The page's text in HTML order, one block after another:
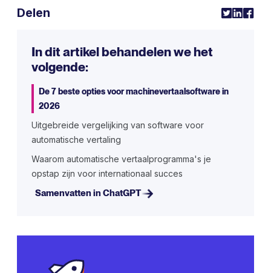
Delen
In dit artikel behandelen we het
volgende:
De 7 beste opties voor machinevertaalsoftware in
2026
Uitgebreide vergelijking van software voor
automatische vertaling
Waarom automatische vertaalprogramma's je
opstap zijn voor internationaal succes
Samenvatten in ChatGPT